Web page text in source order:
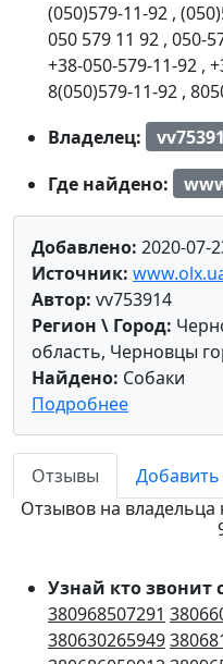
(050)579-11-92 ,
050 579 11 92 , 050-
+38-050-579-11-92 ,
8(050)579-11-92 ,
Владелец:
Где найдено:
Добавлено: 2020-07-
Источник:
Автор: vv753914
Регион \ Город:
область, Черновцы
Найдено: Собаки
Подробнее
Отзывы
Отзывов на владельца
Узнай кто звонит
380968507291
380630265949